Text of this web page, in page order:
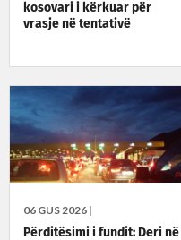
kosovari i kërkuar për
vrasje në tentativë
06 GUS 2026 |
Përditësimi i fundit: Deri në